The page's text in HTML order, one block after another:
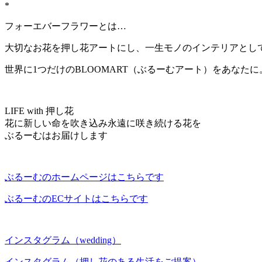
*
フォーエバーフラワーとは…
大切なお花を押し花アートにし、一生モノのインテリアとし
世界に1つだけのBLOOMART（ぶるーむアート）をあなたに
LIFE with 押し花
花に新しい命を吹き込み永遠に咲き続ける花を
ぶるーむはお届けします
ぶるーむのホームページはこちらです
ぶるーむのECサイトはこちらです
インスタグラム（wedding）